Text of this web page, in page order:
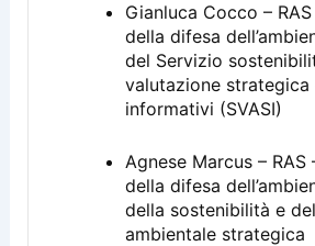
Gianluca Cocco –
della difesa
del Servizio
valutazione strategica
informativi (SVASI)
Agnese Marcus – RAS
della difesa
della sostenibilità e
ambientale strategica